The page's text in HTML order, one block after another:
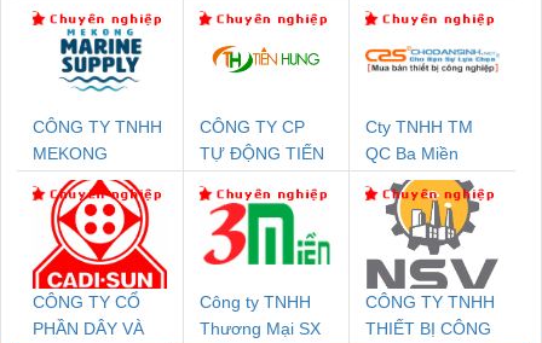
CÔNG TY TNHH
MEKONG
MARINE SUPPLY
CÔNG TY CP
TỰ ĐỘNG TIẾN
Cty TNHH TM
QC Ba Miền
CÔNG TY CỔ
PHẦN DÂY VÀ
Công ty TNHH
Thương Mại SX
CÔNG TY TNHH
THIẾT BỊ CÔNG